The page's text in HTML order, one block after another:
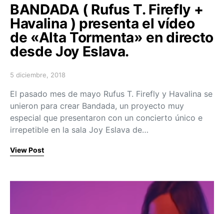
BANDADA ( Rufus T. Firefly +
Havalina ) presenta el vídeo
de «Alta Tormenta» en directo
desde Joy Eslava.
Posted on
5 diciembre, 2018
El pasado mes de mayo Rufus T. Firefly y Havalina se
unieron para crear Bandada, un proyecto muy
especial que presentaron con un concierto único e
irrepetible en la sala Joy Eslava de…
View Post